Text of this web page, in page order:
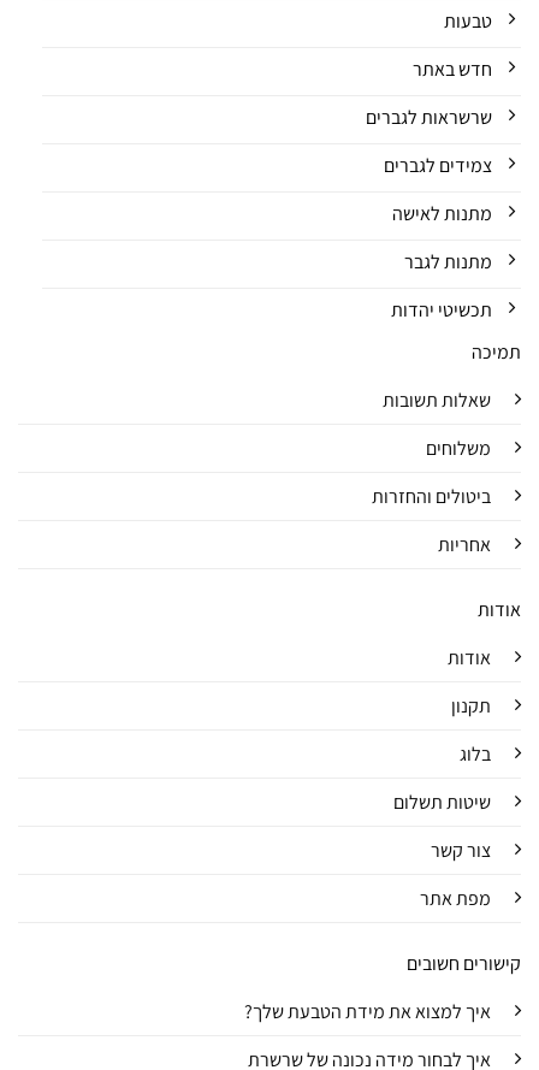
טבעות
חדש באתר
שרשראות לגברים
צמידים לגברים
מתנות לאישה
מתנות לגבר
תכשיטי יהדות
תמיכה
שאלות תשובות
משלוחים
ביטולים והחזרות
אחריות
אודות
אודות
תקנון
בלוג
שיטות תשלום
צור קשר
מפת אתר
קישורים חשובים
איך למצוא את מידת הטבעת שלך?
איך לבחור מידה נכונה של שרשרת